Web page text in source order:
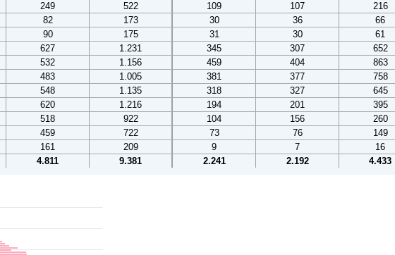
249 522 109 107 216
82 173 30 36 66
90 175 31 30 61
627 1.231 345 307 652
532 1.156 459 404 863
483 1.005 381 377 758
548 1.135 318 327 645
620 1.216 194 201 395
518 922 104 156 260
459 722 73 76 149
161 209 9 7 16
4.811 9.381 2.241 2.192 4.433